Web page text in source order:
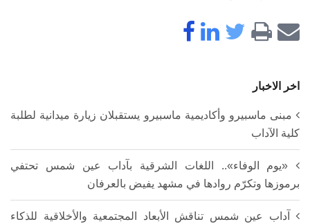
اخر الاخبار
مبنى ماسبيرو وأكاديمية ماسبيرو يستقبلان زيارة ميدانية لطلبة
كلية الآداب
«يوم الوفاء».. اللغات الشرقية بآداب عين شمس تحتفي
برموزها وتكرّم روادها في مشهد يفيض بالعرفان
آداب عين شمس تناقش الأبعاد المجتمعية والأخلاقية للذكاء